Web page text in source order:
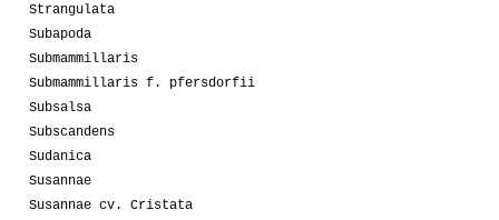
Strangulata
Subapoda
Submammillaris
Submammillaris f. pfersdorfii
Subsalsa
Subscandens
Sudanica
Susannae
Susannae cv. Cristata